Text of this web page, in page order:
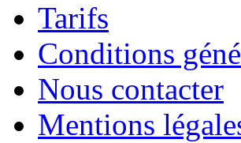
Tarifs
Conditions
Nous contacter
Mentions